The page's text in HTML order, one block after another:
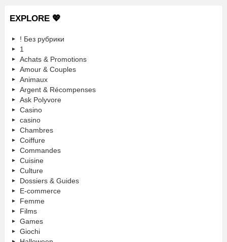
EXPLORE 💖
! Без рубрики
1
Achats & Promotions
Amour & Couples
Animaux
Argent & Récompenses
Ask Polyvore
Casino
casino
Chambres
Coiffure
Commandes
Cuisine
Culture
Dossiers & Guides
E-commerce
Femme
Films
Games
Giochi